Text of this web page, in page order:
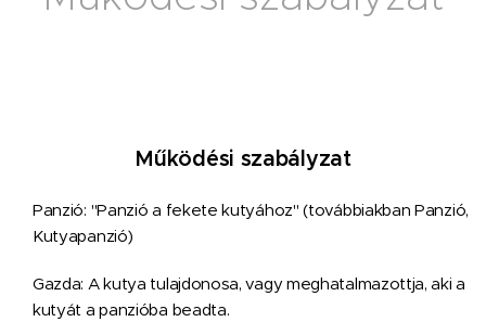
Működési szabályzat
Panzió: "Panzió a fekete kutyához" (továbbiakban Panzió,
Kutyapanzió)
Gazda: A kutya tulajdonosa, vagy meghatalmazottja, aki a
kutyát a panzióba beadta.